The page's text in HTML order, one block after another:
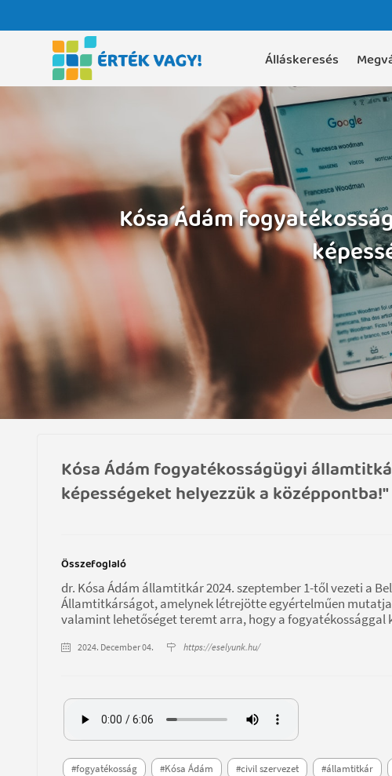
Álláskeresés
Kósa Ádám
Kósa Ádám fogyatékosságügyi
képességeket helyezzük a középpontba!"
Összefoglaló
dr. Kósa Ádám államtitkár 2024. szeptember 1-től vezeti a
Államtitkárságot, amelynek létrejötte egyértelműen
valamint lehetőséget teremt arra, hogy a
2024. December 04. https://eselyunk.hu/
#fogyatékosság #Kósa Ádám #civil szervezet #államtitkár